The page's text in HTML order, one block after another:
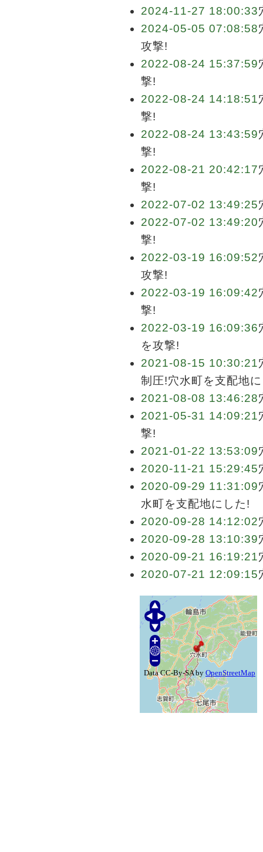
2024-11-27 18:00:33
2024-05-05 07:08:58
攻撃!
2022-08-24 15:37:59
撃!
2022-08-24 14:18:51
撃!
2022-08-24 13:43:59
撃!
2022-08-21 20:42:17
撃!
2022-07-02 13:49:25
2022-07-02 13:49:20
撃!
2022-03-19 16:09:52
攻撃!
2022-03-19 16:09:42
撃!
2022-03-19 16:09:36
を攻撃!
2021-08-15 10:30:21
制圧!穴水町を支配地
2021-08-08 13:46:28
2021-05-31 14:09:21
撃!
2021-01-22 13:53:09
2020-11-21 15:29:45
2020-09-29 11:31:09
水町を支配地にした!
2020-09-28 14:12:02
2020-09-28 13:10:39
2020-09-21 16:19:21
2020-07-21 12:09:15